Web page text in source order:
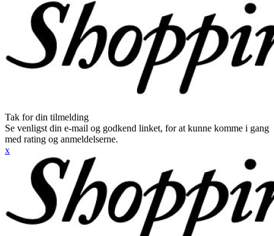
Tak for din tilmelding
Se venligst din e-mail og godkend linket, for at kunne komme i gang
med rating og anmeldelserne.
x